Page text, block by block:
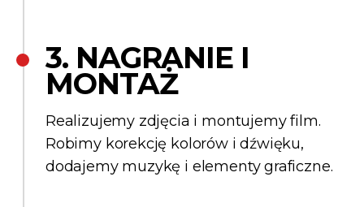
3. NAGRANIE I
MONTAŻ
Realizujemy zdjęcia i montujemy film.
Robimy korekcję kolorów i dźwięku,
dodajemy muzykę i elementy graficzne.